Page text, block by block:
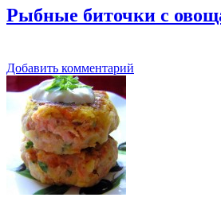
Рыбные биточки с
Добавить комментарий